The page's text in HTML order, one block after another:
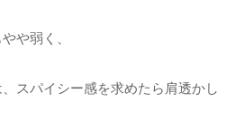
や弱く、
スパイシー感を求めたら肩透かし